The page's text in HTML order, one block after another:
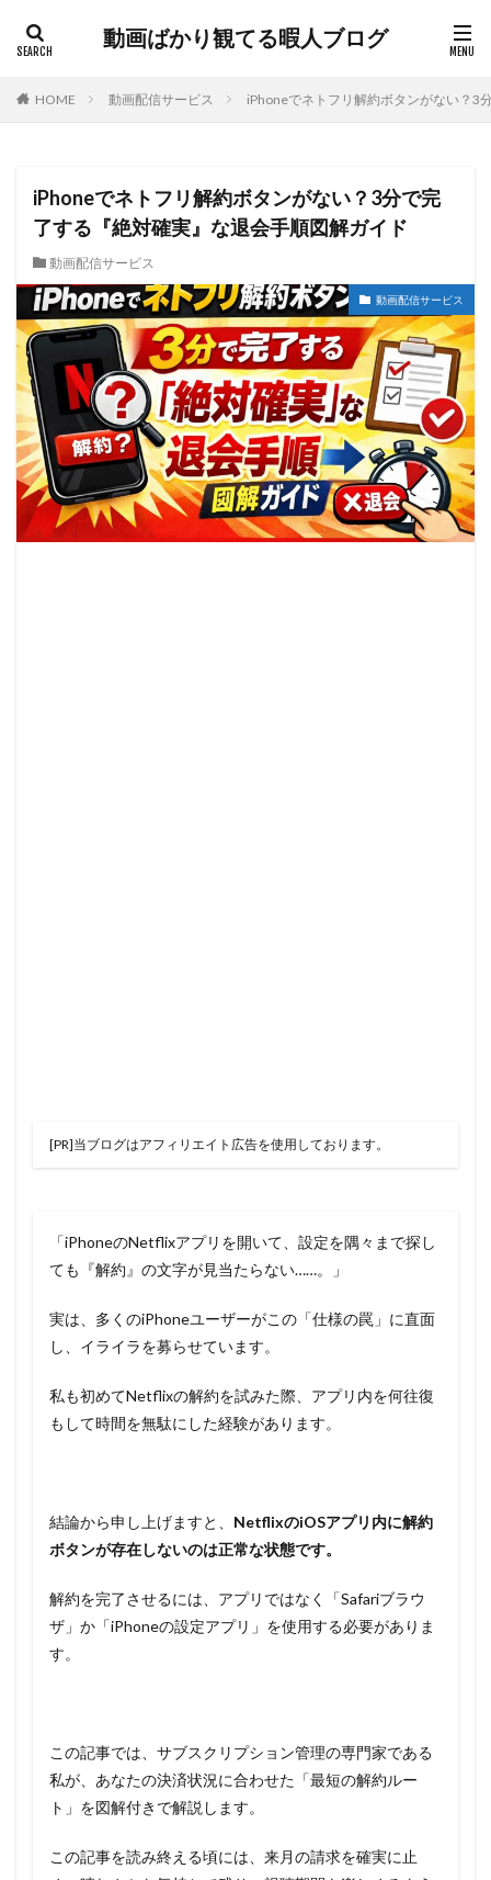
動画ばかり観てる暇人ブログ
HOME 動画配信サービス iPhoneでネトフリ解約ボタンがない？3
iPhoneでネトフリ解約ボタンがない？3分で完
了する『絶対確実』な退会手順図解ガイド
動画配信サービス
動画配信サービス
[PR]当ブログはアフィリエイト広告を使用しております。
「iPhoneのNetflixアプリを開いて、設定を隅々まで探し
ても『解約』の文字が見当たらない……。」
実は、多くのiPhoneユーザーがこの「仕様の罠」に直面
し、イライラを募らせています。
私も初めてNetflixの解約を試みた際、アプリ内を何往復
もして時間を無駄にした経験があります。
結論から申し上げますと、 NetflixのiOSアプリ内に解約
ボタンが存在しないのは正常な状態です。
解約を完了させるには、アプリではなく「Safariブラウ
ザ」か「iPhoneの設定アプリ」を使用する必要がありま
す。
この記事では、サブスクリプション管理の専門家である
私が、あなたの決済状況に合わせた「最短の解約ルー
ト」を図解付きで解説します。
この記事を読み終える頃には、来月の請求を確実に止